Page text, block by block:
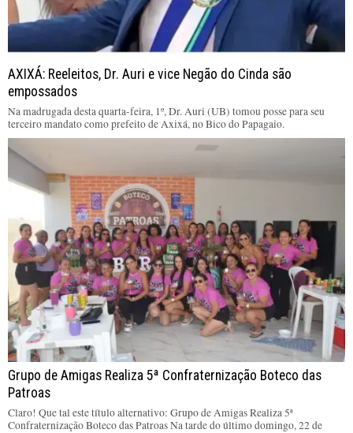
AXIXÁ: Reeleitos, Dr. Auri e vice Negão do Cinda são
empossados
Na madrugada desta quarta-feira, 1º, Dr. Auri (UB) tomou posse para seu
terceiro mandato como prefeito de Axixá, no Bico do Papagaio.
Grupo de Amigas Realiza 5ª Confraternização Boteco das
Patroas
Claro! Que tal este título alternativo: Grupo de Amigas Realiza 5ª
Confraternização Boteco das Patroas Na tarde do último domingo, 22 de